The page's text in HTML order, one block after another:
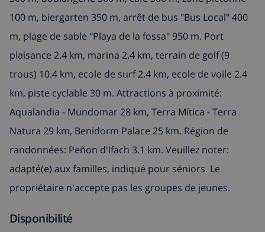
100 m, biergarten 350 m, arrêt de bus "Bus Local" 400
m, plage de sable "Playa de la fossa" 950 m. Port
plaisance 2.4 km, marina 2.4 km, terrain de golf (9
trous) 10.4 km, ecole de surf 2.4 km, ecole de voile 2.4
km, piste cyclable 30 m. Attractions à proximité:
Aqualandia - Mundomar 28 km, Terra Mítica - Terra
Natura 29 km, Benidorm Palace 25 km. Région de
randonnées: Peñon d'Ifach 3.1 km. Veuillez noter:
adapté(e) aux familles, indiqué pour séniors. Le
propriétaire n'accepte pas les groupes de jeunes.
Disponibilité